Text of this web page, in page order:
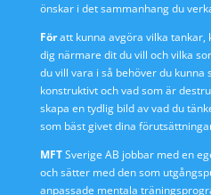
önskar i det sammanhang du
Föratt kunna avgöra vilka tankar,
dig närmare dit du vill och vilka
du vill vara i så behöver du kunna
konstruktivt och vad som är
skapa en tydlig bild av vad du
som bäst givet dina
MFTSverige AB jobbar med en
och sätter med den som
anpassade mentala